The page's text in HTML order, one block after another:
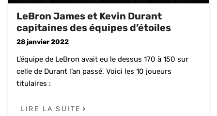
LeBron James et Kevin Durant
capitaines des équipes d’étoiles
28 janvier 2022
L’équipe de LeBron avait eu le dessus 170 à 150 sur
celle de Durant l’an passé. Voici les 10 joueurs
titulaires :
LIRE LA SUITE